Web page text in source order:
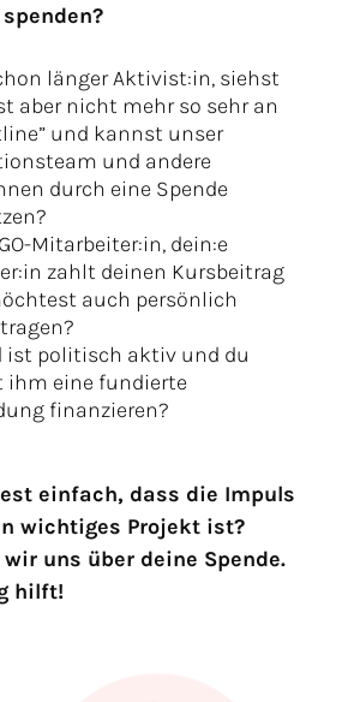
länger Aktivist:in, siehst
aber nicht mehr so sehr an
und kannst unser
und andere
durch eine Spende
Mitarbeiter:in, dein:e
zahlt deinen Kursbeitrag
auch persönlich
ist politisch aktiv und du
ihm eine fundierte
finanzieren?
einfach, dass die Impuls
wichtiges Projekt ist?
uns über deine Spende.
hilft!